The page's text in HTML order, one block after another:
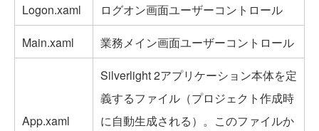
Logon.xaml
ログオン画面ユーザーコントロール
Main.xaml
業務メイン画面ユーザーコントロール
App.xaml
Silverlight 2アプリケーション本体を定
義するファイル（プロジェクト作成時
に自動生成される）。このファイルか